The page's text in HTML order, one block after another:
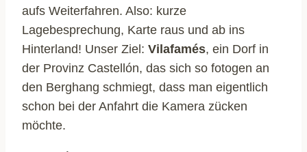
aufs Weiterfahren. Also: kurze
Lagebesprechung, Karte raus und ab ins
Hinterland! Unser Ziel: Vilafamés, ein Dorf in
der Provinz Castellón, das sich so fotogen an
den Berghang schmiegt, dass man eigentlich
schon bei der Anfahrt die Kamera zücken
möchte.